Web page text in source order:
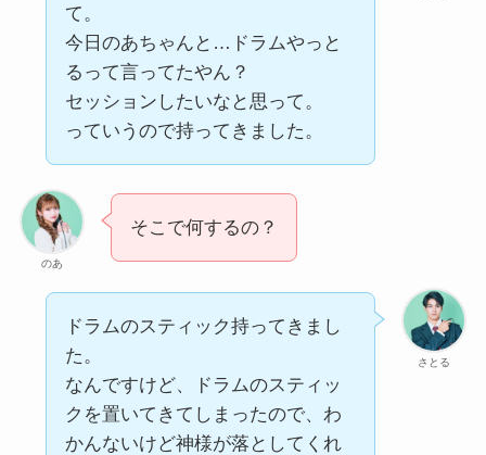
て。
今日のあちゃんと…ドラムやっと
るって言ってたやん？
セッションしたいなと思って。
っていうので持ってきました。
のあ
そこで何するの？
さとる
ドラムのスティック持ってきまし
た。
なんですけど、ドラムのスティッ
クを置いてきてしまったので、わ
かんないけど神様が落としてくれ